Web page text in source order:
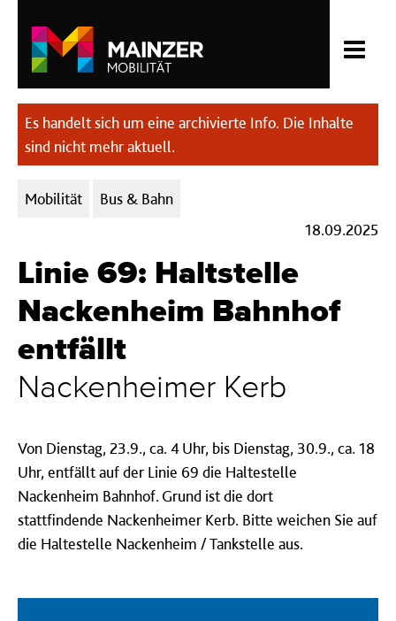
Es handelt sich um eine archivierte Info. Die Inhalte
sind nicht mehr aktuell.
Kategorien:
Mobilität
Bus & Bahn
18.09.2025
Linie 69: Haltstelle
Nackenheim Bahnhof
entfällt
Nackenheimer Kerb
Von Dienstag, 23.9., ca. 4 Uhr, bis Dienstag, 30.9., ca. 18
Uhr, entfällt auf der Linie 69 die Haltestelle
Nackenheim Bahnhof. Grund ist die dort
stattfindende Nackenheimer Kerb. Bitte weichen Sie auf
die Haltestelle Nackenheim / Tankstelle aus.